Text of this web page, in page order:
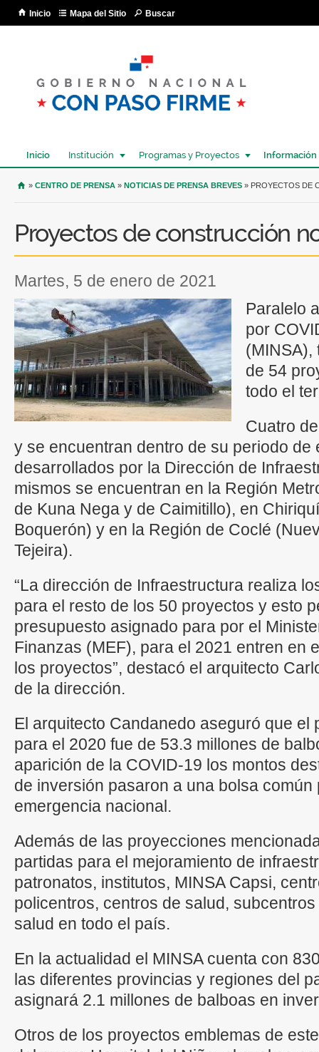
Inicio Mapa del Sitio Buscar
Inicio Institución Programas y Proyectos Información
USTED SE ENCUENTRA AQUÍ
» CENTRO DE PRENSA » NOTICIAS DE PRENSA BREVES » PROYECTOS DE
Proyectos de construcción
martes, 5 de enero de 2021
Paralelo
por
(MINSA),
de 54
todo el
Cuatro
y se encuentran dentro de su periodo de
desarrollados por la Dirección de
mismos se encuentran en la Región
de Kuna Nega y de Caimitillo), en
Boquerón) y en la Región de Coclé
Tejeira).
“La dirección de Infraestructura realiza
para el resto de los 50 proyectos y esto
presupuesto asignado para por el
Finanzas (MEF), para el 2021 entren en
los proyectos”, destacó el arquitecto
de la dirección.
El arquitecto Candanedo aseguró que el
para el 2020 fue de 53.3 millones de
aparición de la COVID-19 los montos
de inversión pasaron a una bolsa
emergencia nacional.
Además de las proyecciones
partidas para el mejoramiento de
patronatos, institutos, MINSA Capsi,
policentros, centros de salud,
salud en todo el país.
En la actualidad el MINSA cuenta con
las diferentes provincias y regiones del
asignará 2.1 millones de balboas en
Otros de los proyectos emblemas de